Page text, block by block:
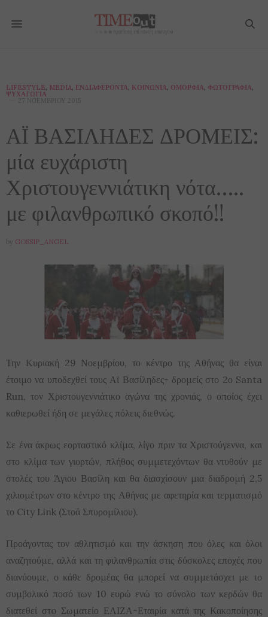
LIFESTYLE, MEDIA, ΕΝΔΙΑΦΈΡΟΝΤΑ, ΚΟΙΝΩΝΊΑ, ΟΜΟΡΦΙΆ, ΦΩΤΟΓΡΑΦΊΑ,
ΨΥΧΑΓΩΓΊΑ
27 ΝΟΕΜΒΡΊΟΥ 2015
ΑΪ ΒΑΣΙΛΗΔΕΣ ΔΡΟΜΕΙΣ:
μία ευχάριστη
Χριστουγεννιάτικη νότα…..
με φιλανθρωπικό σκοπό!!
by GOSSIP_ANGEL
Την Κυριακή 29 Νοεμβρίου, το κέντρο της Αθήνας θα είναι
έτοιμο να υποδεχθεί τους Αϊ Βασίληδες- δρομείς στο 2ο Santa
Run, τον Χριστουγεννιάτικο αγώνα της χρονιάς, ο οποίος έχει
καθιερωθεί ήδη σε μεγάλες πόλεις διεθνώς.
Σε ένα άκρως εορταστικό κλίμα, λίγο πριν τα Χριστούγεννα, και
στο κλίμα των γιορτών, πλήθος συμμετεχόντων θα ντυθούν με
στολές του Άγιου Βασίλη και θα διασχίσουν μια διαδρομή 2,5
χιλιομέτρων στο κέντρο της Αθήνας με αφετηρία και τερματισμό
το City Link (Στοά Σπυρομίλιου).
Προάγοντας τον αθλητισμό και την άσκηση που όλες και όλοι
αναζητούμε, αλλά και τη φιλανθρωπία στις δύσκολες εποχές που
διανύουμε, ο κάθε δρομέας θα μπορεί να συμμετάσχει με το
συμβολικό ποσό των 10 ευρώ ενώ το σύνολο των κερδών θα
διατεθεί στo Σωματείο ΕΛΙΖΑ-Εταιρία κατά της Κακοποίησης